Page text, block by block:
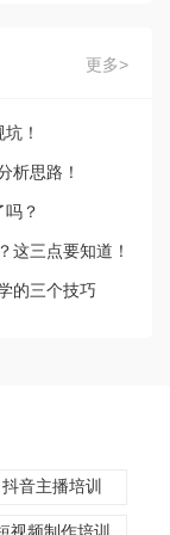
更多>
！
析思路！
？
这三点要知道！
的三个技巧
抖音主播培训